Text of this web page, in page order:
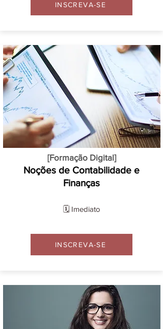
INSCREVA-SE
[Formação Digital]
Noções de Contabilidade e
Finanças
🗓️ Imediato
INSCREVA-SE